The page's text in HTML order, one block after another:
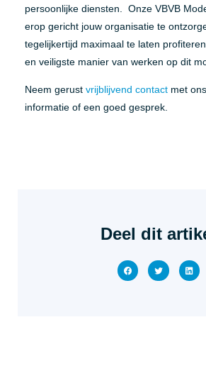
persoonlijke diensten. Onze VBVB
erop gericht jouw organisatie te
tegelijkertijd maximaal te laten
en veiligste manier van werken op dit
Neem gerust vrijblijvend contact met
informatie of een goed gesprek.
Deel dit